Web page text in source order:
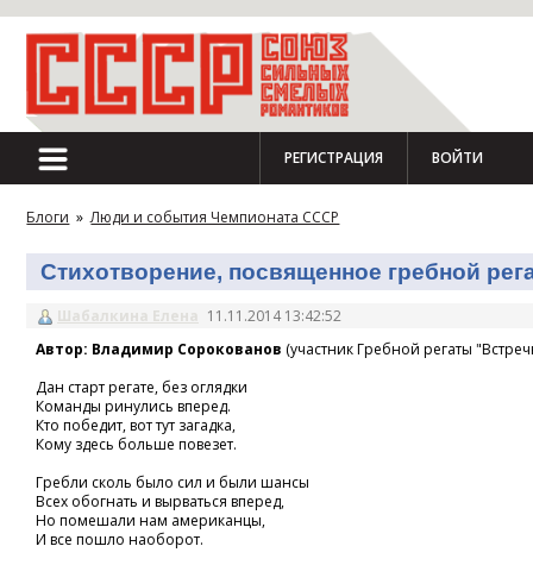
РЕГИСТРАЦИЯ ВОЙТИ
Блоги » Люди и события Чемпионата СССР
Стихотворение, посвященное гребной
Шабалкина Елена 11.11.2014 13:42:52
Автор: Владимир Сорокованов (участник Гребной регаты
Дан старт регате, без оглядки
Команды ринулись вперед.
Кто победит, вот тут загадка,
Кому здесь больше повезет.
Гребли сколь было сил и были шансы
Всех обогнать и вырваться вперед,
Но помешали нам американцы,
И все пошло наоборот.